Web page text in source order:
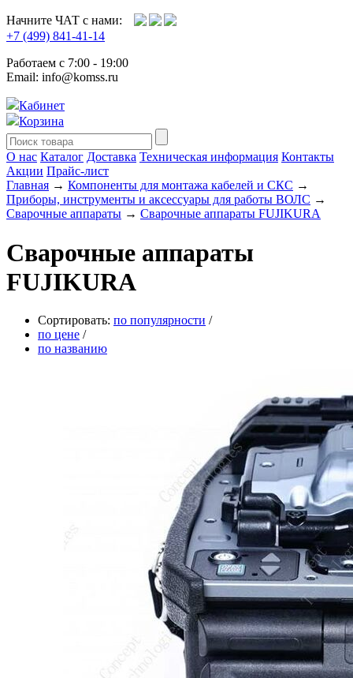
Начните ЧАТ с нами:
+7 (499) 841-41-14
Работаем с 7:00 - 19:00
Email: info@komss.ru
Кабинет
Корзина
О нас Каталог Доставка Техническая информация Контакты
Акции Прайс-лист
Главная → Компоненты для монтажа кабелей и СКС →
Приборы, инструменты и аксессуары для работы ВОЛС →
Сварочные аппараты → Сварочные аппараты FUJIKURA
Сварочные аппараты
FUJIKURA
Сортировать: по популярности /
по цене /
по названию